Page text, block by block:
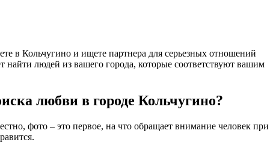
в Кольчугино и ищете партнера для серьезных отношений
найти людей из вашего города, которые соответствуют вашим
любви в городе Кольчугино?
фото – это первое, на что обращает внимание человек при